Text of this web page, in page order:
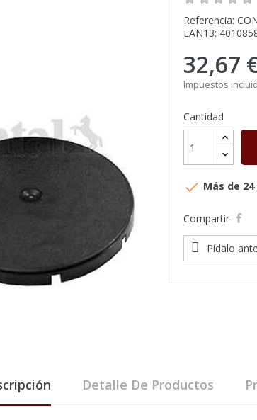
Referencia:
EAN13:
32,67
Impuestos
Cantidad
 Más de
Compartir
Pídalo
Detalle De Productos